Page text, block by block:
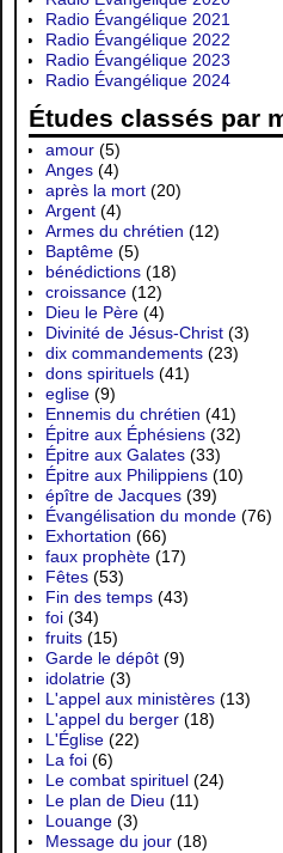
Radio Évangélique 2021
Radio Évangélique 2022
Radio Évangélique 2023
Radio Évangélique 2024
Études classés par
amour (5)
Anges (4)
après la mort (20)
Argent (4)
Armes du chrétien (12)
Baptême (5)
bénédictions (18)
croissance (12)
Dieu le Père (4)
Divinité de Jésus-Christ (3)
dix commandements (23)
dons spirituels (41)
eglise (9)
Ennemis du chrétien (41)
Épitre aux Éphésiens (32)
Épitre aux Galates (33)
Épitre aux Philippiens (10)
épître de Jacques (39)
Évangélisation du monde (76)
Exhortation (66)
faux prophète (17)
Fêtes (53)
Fin des temps (43)
foi (34)
fruits (15)
Garde le dépôt (9)
idolatrie (3)
L'appel aux ministères (13)
L'appel du berger (18)
L'Église (22)
La foi (6)
Le combat spirituel (24)
Le plan de Dieu (11)
Louange (3)
Message du jour (18)